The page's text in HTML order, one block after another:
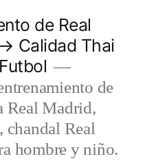
de Real
Calidad Thai
de
Real Madrid,
chandal Real
hombre y niño.